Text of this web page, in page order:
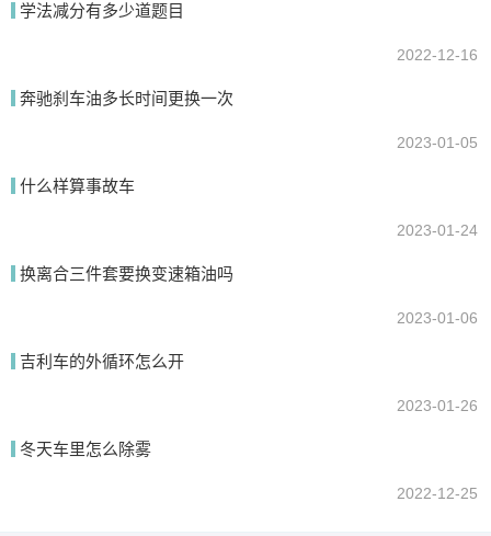
学法减分有多少道题目
2022-12-16
奔驰刹车油多长时间更换一次
2023-01-05
什么样算事故车
2023-01-24
换离合三件套要换变速箱油吗
2023-01-06
吉利车的外循环怎么开
2023-01-26
冬天车里怎么除雾
2022-12-25